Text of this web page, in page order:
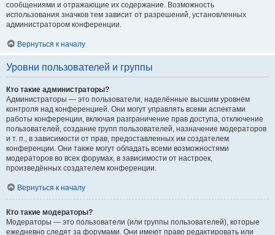
сообщениями и отражающие их содержание. Возможность
использования значков тем зависит от разрешений, установленных
администратором конференции.
Вернуться к началу
Уровни пользователей и группы
Кто такие администраторы?
Администраторы — это пользователи, наделённые высшим уровнем
контроля над конференцией. Они могут управлять всеми аспектами
работы конференции, включая разграничение прав доступа, отключение
пользователей, создание групп пользователей, назначение модераторов
и т. п., в зависимости от прав, предоставленных им создателем
конференции. Они также могут обладать всеми возможностями
модераторов во всех форумах, в зависимости от настроек,
произведённых создателем конференции.
Вернуться к началу
Кто такие модераторы?
Модераторы — это пользователи (или группы пользователей), которые
ежедневно следят за форумами. Они имеют право редактировать или